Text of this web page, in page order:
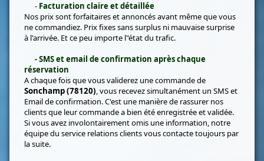
- Facturation claire et détaillée
Nos prix sont forfaitaires et annoncés avant même que vous
ne commandiez. Prix fixes sans surplus ni mauvaise surprise
à l'arrivée. Et ce peu importe l"état du trafic.
- SMS et email de confirmation après chaque
réservation
A chaque fois que vous validerez une commande de
Sonchamp (78120), vous recevez simultanément un SMS et
Email de confirmation. C'est une manière de rassurer nos
clients que leur commande a bien été enregistrée et validée.
Si vous avez involontairement omis une information, notre
équipe du service relations clients vous contacte toujours par
la suite.